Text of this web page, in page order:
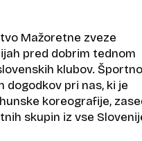
Mažoretne zveze
pred dobrim tednom
klubov. Športno
dogodkov pri nas, ki je
koreografije,
skupin iz vse